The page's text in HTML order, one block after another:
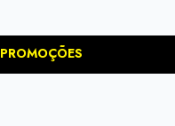
PROMOÇÕES